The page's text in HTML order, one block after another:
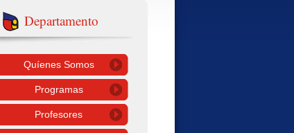
Departamento
Quíenes Somos
Programas
Profesores